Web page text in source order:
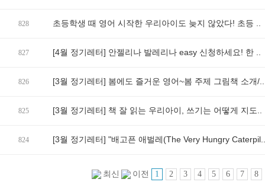
828 초등학생 때 영어 시작한 우리아이도 늦지 않았다! 초등 ..
827 [4월 정기레터] 안젤리나 발레리나 easy 신청하세요! 한 ..
826 [3월 정기레터] 봄에도 즐거운 영어~봄 주제 그림책 소개/..
825 [3월 정기레터] 책 잘 읽는 우리아이, 쓰기는 어떻게 지도..
824 [3월 정기레터] "배고픈 애벌레(The Very Hungry Caterpil..
최신 이전 1 2 3 4 5 6 7 8